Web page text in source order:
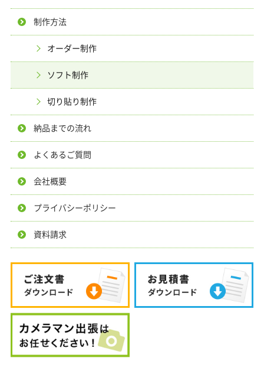
制作方法
オーダー制作
ソフト制作
切り貼り制作
納品までの流れ
よくあるご質問
会社概要
プライバシーポリシー
資料請求